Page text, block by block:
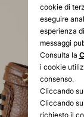
cookie di
eseguire
esperienza
messaggi
Consulta la
i cookie
consenso.
Cliccando
Cliccando
richiesto il